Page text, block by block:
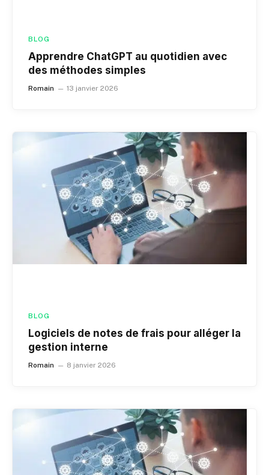
BLOG
Apprendre ChatGPT au quotidien avec
des méthodes simples
Romain 13 janvier 2026
BLOG
Logiciels de notes de frais pour alléger la
gestion interne
Romain 8 janvier 2026